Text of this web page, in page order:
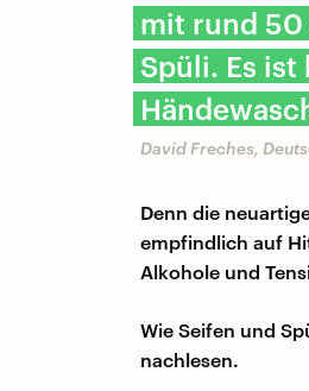
mit rund 50
Spüli. Es
David Freches,
Denn die
empfindlich auf
Alkohole und
Wie Seifen und
nachlesen.